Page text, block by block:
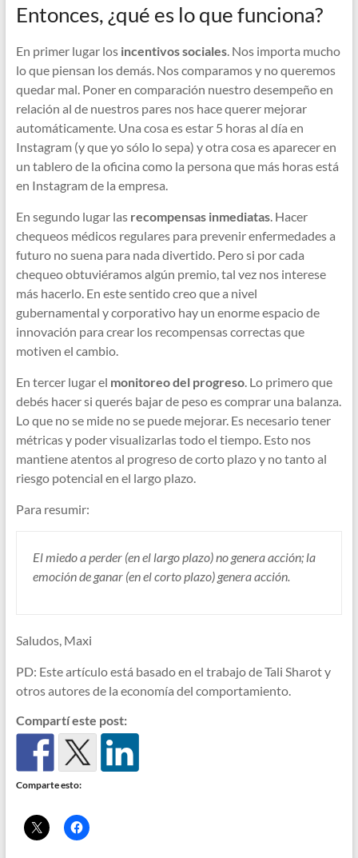
Entonces, ¿qué es lo que funciona?
En primer lugar los incentivos sociales. Nos importa mucho
lo que piensan los demás. Nos comparamos y no queremos
quedar mal. Poner en comparación nuestro desempeño en
relación al de nuestros pares nos hace querer mejorar
automáticamente. Una cosa es estar 5 horas al día en
Instagram (y que yo sólo lo sepa) y otra cosa es aparecer en
un tablero de la oficina como la persona que más horas está
en Instagram de la empresa.
En segundo lugar las recompensas inmediatas. Hacer
chequeos médicos regulares para prevenir enfermedades a
futuro no suena para nada divertido. Pero si por cada
chequeo obtuviéramos algún premio, tal vez nos interese
más hacerlo. En este sentido creo que a nivel
gubernamental y corporativo hay un enorme espacio de
innovación para crear los recompensas correctas que
motiven el cambio.
En tercer lugar el monitoreo del progreso. Lo primero que
debés hacer si querés bajar de peso es comprar una balanza.
Lo que no se mide no se puede mejorar. Es necesario tener
métricas y poder visualizarlas todo el tiempo. Esto nos
mantiene atentos al progreso de corto plazo y no tanto al
riesgo potencial en el largo plazo.
Para resumir:
El miedo a perder (en el largo plazo) no genera acción; la
emoción de ganar (en el corto plazo) genera acción.
Saludos, Maxi
PD: Este artículo está basado en el trabajo de Tali Sharot y
otros autores de la economía del comportamiento.
Compartí este post:
Comparte esto: